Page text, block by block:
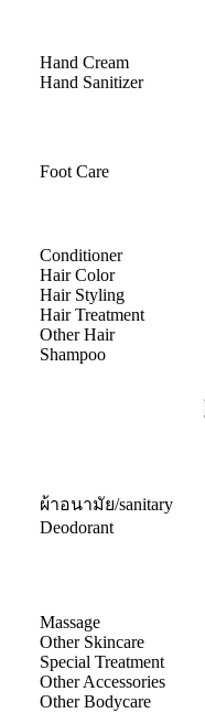
Hand Cream
Hand Sanitizer
Foot Care
Conditioner
Hair Color
Hair Styling
Hair Treatment
Other Hair
Shampoo
ผ้าอนามัย/sanitary
Deodorant
Massage
Other Skincare
Special Treatment
Other Accessories
Other Bodycare